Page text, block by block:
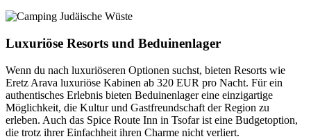
Luxuriöse Resorts und Beduinenlager
Wenn du nach luxuriöseren Optionen suchst, bieten Resorts wie
Eretz Arava luxuriöse Kabinen ab 320 EUR pro Nacht. Für ein
authentisches Erlebnis bieten Beduinenlager eine einzigartige
Möglichkeit, die Kultur und Gastfreundschaft der Region zu
erleben. Auch das Spice Route Inn in Tsofar ist eine Budgetoption,
die trotz ihrer Einfachheit ihren Charme nicht verliert.